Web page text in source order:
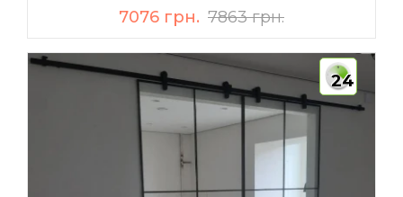
7076 грн. 7863 грн.
24